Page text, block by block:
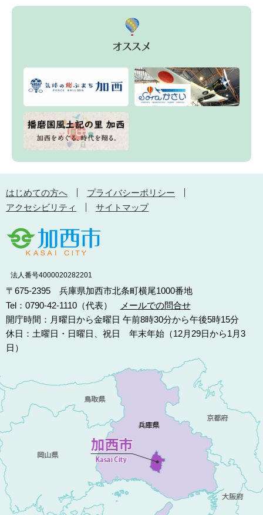
はじめての方へ
プライバシーポリシー
アクセシビリティ
サイトマップ
法人番号4000020282201
〒675-2395 兵庫県加西市北条町横尾1000番地
Tel：0790-42-1110（代表）
メールでの問合せ
開庁時間：月曜日から金曜日 午前8時30分から午後5時15分
休日：土曜日・日曜日、祝日 年末年始（12月29日から1月3
日）